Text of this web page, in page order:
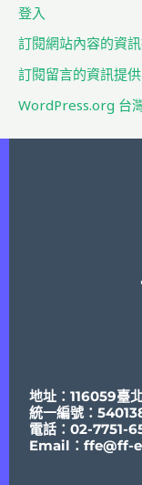
登入
訂閱網站內容的資
訂閱留言的資訊提供
WordPress.org 台
地址：116059臺
統一編號：
電話：02-7751-
Email：ffe@ff-